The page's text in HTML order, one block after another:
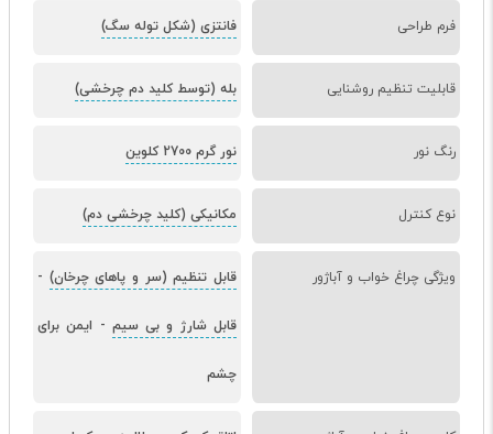
فرم طراحی فانتزی (شکل توله سگ)
قابلیت تنظیم روشنایی بله (توسط کلید دم چرخشی)
رنگ نور نور گرم 2700 کلوین
نوع کنترل مکانیکی (کلید چرخشی دم)
ویژگی چراغ خواب و آباژور قابل تنظیم (سر و پاهای چرخان) -
قابل شارژ و بی سیم - ایمن برای
چشم